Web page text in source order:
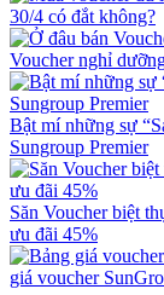
30/4 có đắt không?
Voucher nghỉ
Bật mí những sự
Sungroup Premier
Săn Voucher biệt
ưu đãi 45%
giá voucher